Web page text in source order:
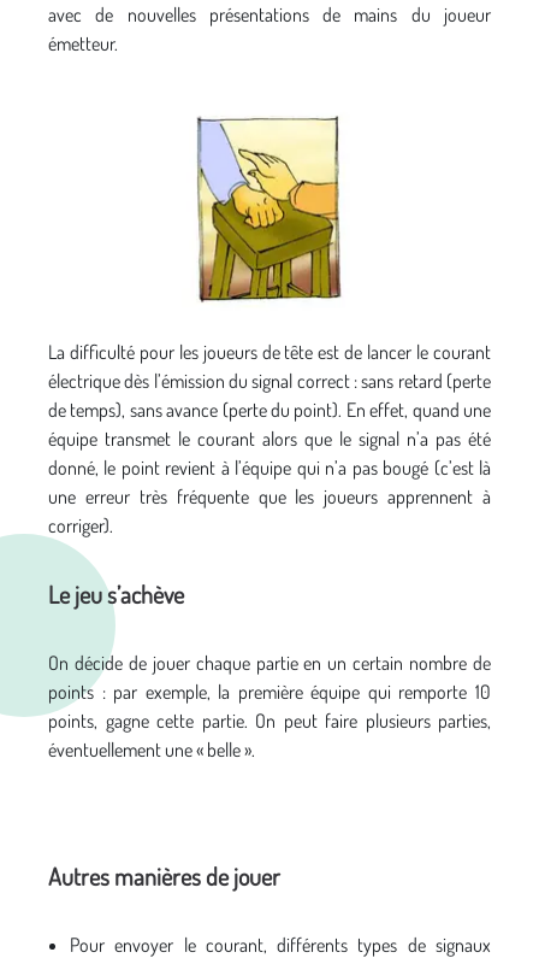
avec de nouvelles présentations de mains du joueur
émetteur.
La difficulté pour les joueurs de tête est de lancer le courant
électrique dès l’émission du signal correct : sans retard (perte
de temps), sans avance (perte du point). En effet, quand une
équipe transmet le courant alors que le signal n’a pas été
donné, le point revient à l’équipe qui n’a pas bougé (c’est là
une erreur très fréquente que les joueurs apprennent à
corriger).
Le jeu s’achève
On décide de jouer chaque partie en un certain nombre de
points : par exemple, la première équipe qui remporte 10
points, gagne cette partie. On peut faire plusieurs parties,
éventuellement une « belle ».
Autres manières de jouer
Pour envoyer le courant, différents types de signaux